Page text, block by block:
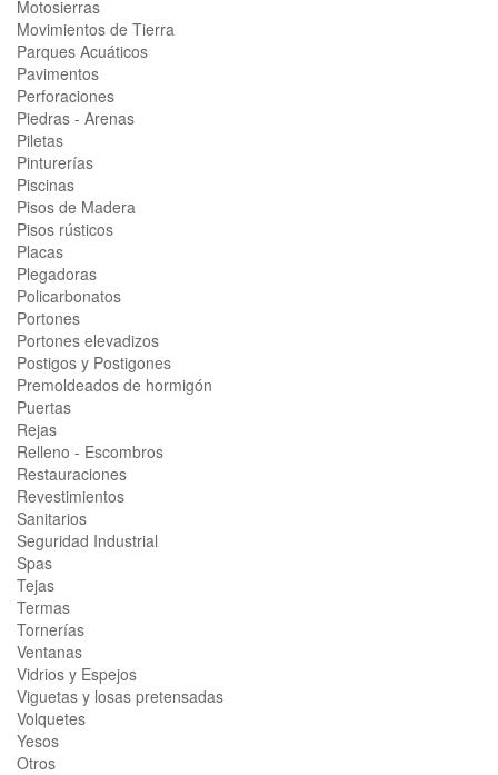
Motosierras
Movimientos de Tierra
Parques Acuáticos
Pavimentos
Perforaciones
Piedras - Arenas
Piletas
Pinturerías
Piscinas
Pisos de Madera
Pisos rústicos
Placas
Plegadoras
Policarbonatos
Portones
Portones elevadizos
Postigos y Postigones
Premoldeados de hormigón
Puertas
Rejas
Relleno - Escombros
Restauraciones
Revestimientos
Sanitarios
Seguridad Industrial
Spas
Tejas
Termas
Tornerías
Ventanas
Vidrios y Espejos
Viguetas y losas pretensadas
Volquetes
Yesos
Otros